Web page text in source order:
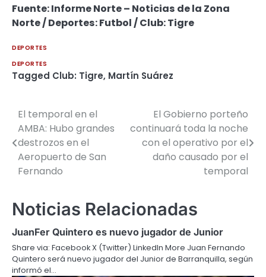
Fuente: Informe Norte – Noticias de la Zona
Norte / Deportes: Futbol / Club: Tigre
DEPORTES
DEPORTES
Tagged Club: Tigre, Martín Suárez
Navegación
de
entradas
El temporal en el
AMBA: Hubo grandes
destrozos en el
Aeropuerto de San
Fernando
El Gobierno porteño
continuará toda la noche
con el operativo por el
daño causado por el
temporal
Noticias Relacionadas
JuanFer Quintero es nuevo jugador de Junior
Share via: Facebook X (Twitter) LinkedIn More Juan Fernando
Quintero será nuevo jugador del Junior de Barranquilla, según
informó el…